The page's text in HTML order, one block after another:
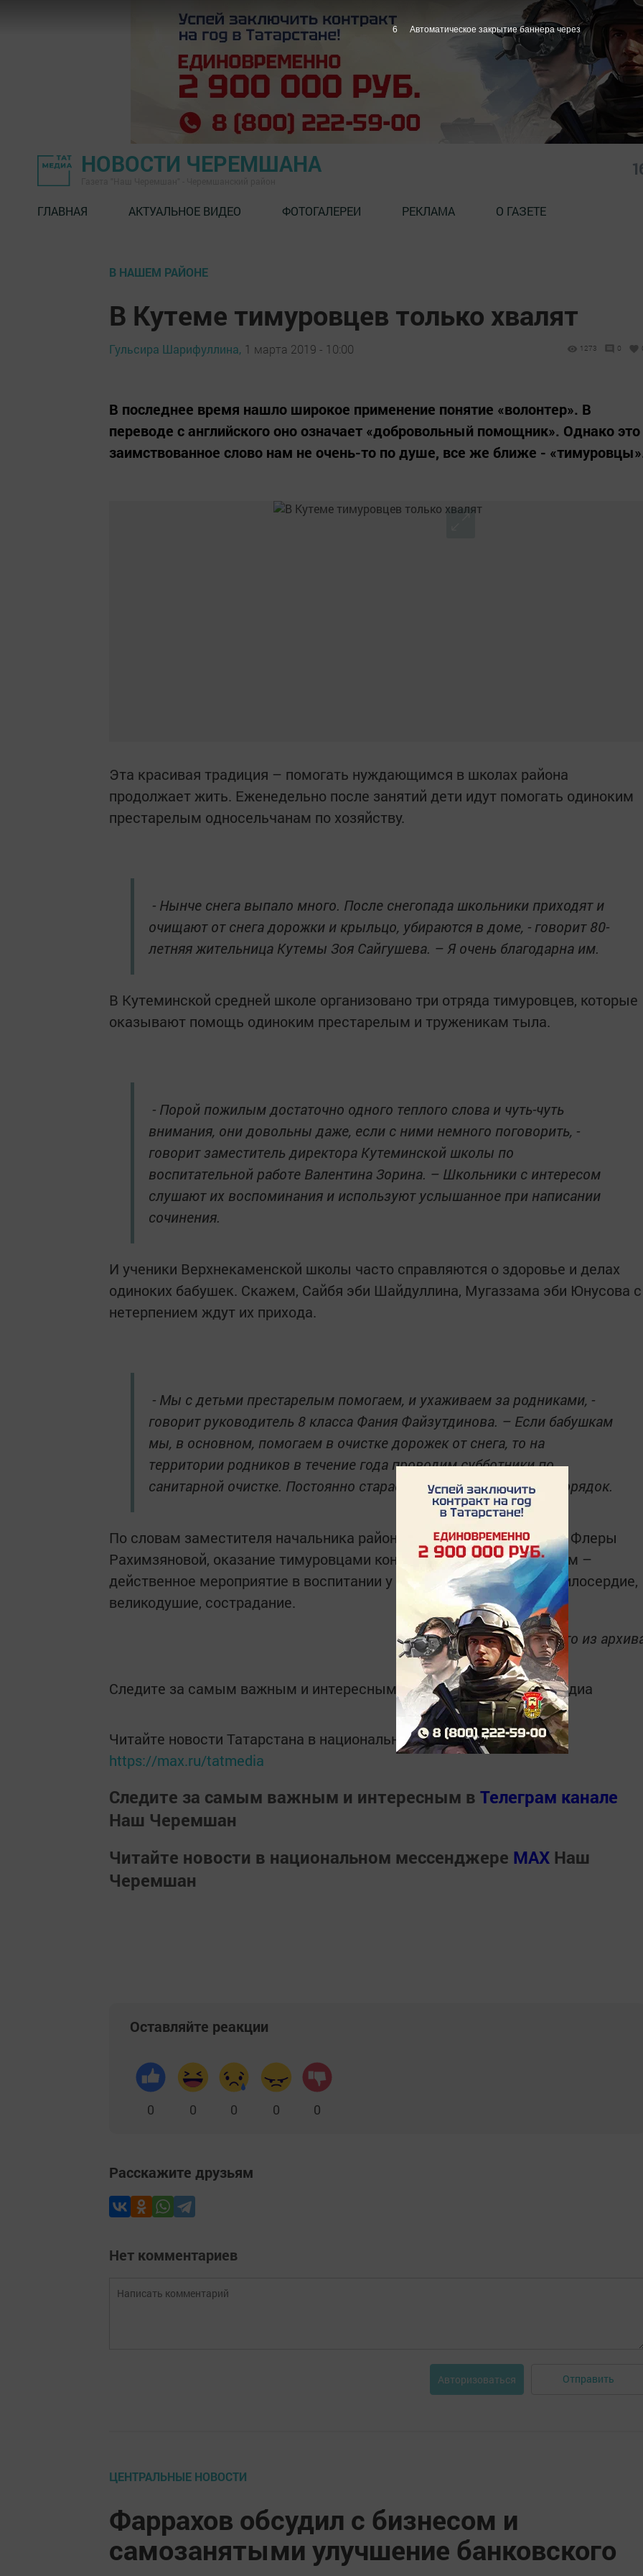
НОВОСТИ ЧЕРЕМШАНА
ГЛАВНАЯ АКТУАЛЬНОЕ ВИДЕО ФОТОГАЛЕРЕИ РЕКЛАМА О ГАЗЕТЕ
В НАШЕМ РАЙОНЕ
В Кутеме тимуровцев только хвалят
Гульсира Шарифуллина, 1 марта 2019 - 10:00 1273 0
В последнее время нашло широкое применение понятие «волонтер». В
переводе с английского оно означает «добровольный помощник». Однако это
заимствованное слово нам не очень-то по душе, все же ближе -
Эта красивая традиция – помогать нуждающимся в школах района
продолжает жить. Еженедельно после занятий дети идут помогать одиноким
престарелым односельчанам по хозяйству.
- Нынче снега выпало много. После снегопада школьники приходят и
очищают от снега дорожки и крыльцо, убираются в доме, - говорит 80-
летняя жительница Кутемы Зоя Сайгушева. – Я очень благодарна им.
В Кутеминской средней школе организовано три отряда тимуровцев, которые
оказывают помощь одиноким престарелым и труженикам тыла.
- Порой пожилым достаточно одного теплого слова и чуть-чуть
внимания, они довольны даже, если с ними немного поговорить, -
говорит заместитель директора Кутеминской школы по
воспитательной работе Валентина Зорина. – Школьники с интересом
слушают их воспоминания и используют услышанное при написании
сочинения.
И ученики Верхнекаменской школы часто справляются о здоровье и делах
одиноких бабушек. Скажем, Сайбя эби Шайдуллина, Мугаззама эби Юнусова с
нетерпением ждут их прихода.
- Мы с детьми престарелым помогаем, и ухаживаем за родниками, -
говорит руководитель 8 класса Фания Файзутдинова. – Если бабушкам
мы, в основном, помогаем в очистке дорожек от снега, то на
территории родников в течение года проводим субботники по
санитарной очистке. Постоянно стараемся поддерживать там порядок.
По словам заместителя начальника районного отдела образования Флеры
Рахимзяновой, оказание тимуровцами конкретной помощи пожилым –
действенное мероприятие в воспитании у них таких качеств, как милосердие,
великодушие, сострадание.
фото из
Следите за самым важным и интересным вTelegram-каналеТатмедиа
Читайте новости Татарстана в национальном мессенджере MАХ:
https://max.ru/tatmedia
Следите за самым важным и интересным в Телеграм канале
Наш Черемшан
Читайте новости в национальном мессенджере MАХ Наш
Черемшан
Оставляйте реакции
0 0 0 0 0
Расскажите друзьям
Нет комментариев
Авторизоваться Отправить
ЦЕНТРАЛЬНЫЕ НОВОСТИ
Фаррахов обсудил с бизнесом и
самозанятыми улучшение банковского
5 Автоматическое закрытие баннера через